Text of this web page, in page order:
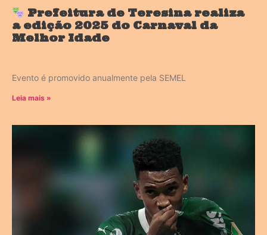
Prefeitura de Teresina realiza
a edição 2025 do Carnaval da
Melhor Idade
Evento é promovido anualmente pela SEMEL
Leia mais »